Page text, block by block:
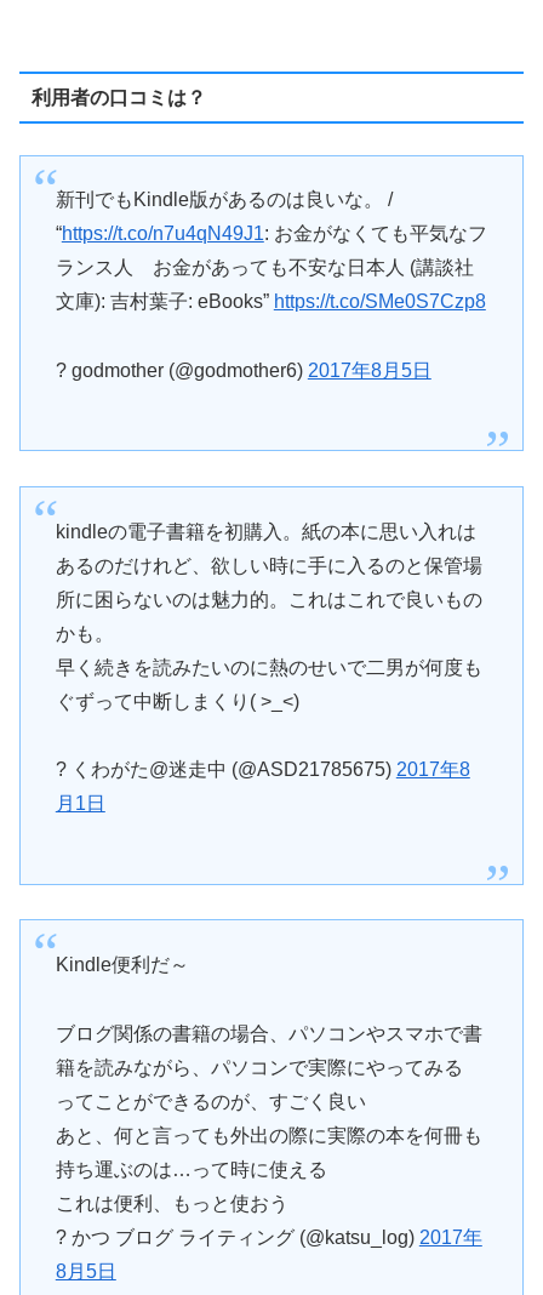
利用者の口コミは？
新刊でもKindle版があるのは良いな。 /
“https://t.co/n7u4qN49J1: お金がなくても平気なフ
ランス人 お金があっても不安な日本人 (講談社
文庫): 吉村葉子: eBooks” https://t.co/SMe0S7Czp8
? godmother (@godmother6) 2017年8月5日
kindleの電子書籍を初購入。紙の本に思い入れは
あるのだけれど、欲しい時に手に入るのと保管場
所に困らないのは魅力的。これはこれで良いもの
かも。
早く続きを読みたいのに熱のせいで二男が何度も
ぐずって中断しまくり( >_<)
? くわがた@迷走中 (@ASD21785675) 2017年8
月1日
Kindle便利だ～
ブログ関係の書籍の場合、パソコンやスマホで書
籍を読みながら、パソコンで実際にやってみる
ってことができるのが、すごく良い
あと、何と言っても外出の際に実際の本を何冊も
持ち運ぶのは…って時に使える
これは便利、もっと使おう
? かつ ブログ ライティング (@katsu_log) 2017年
8月5日